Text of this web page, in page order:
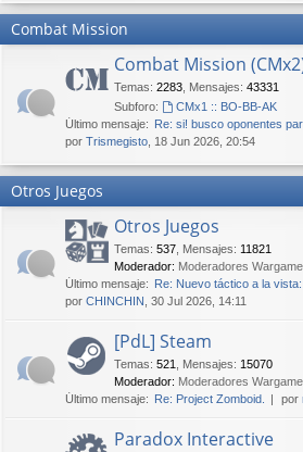
Combat Mission
Combat Mission
Temas: 2283 Mensajes: 43331
Subforo:
CMx1 :: BO-BB-AK
Último mensaje: Re: si! busco oponentes
por Trismegisto , 18 Jun 2026, 20:54
Otros Juegos
Otros Juegos
Temas: 537 Mensajes: 11821
Moderador: Moderadores
Último mensaje: Re: Nuevo táctico a la
por CHINCHIN , 30 Jul 2026, 14:11
[PdL] Steam
Temas: 521 Mensajes: 15070
Moderador: Moderadores
Último mensaje: Re: Project Zomboid. por
Paradox Interactive